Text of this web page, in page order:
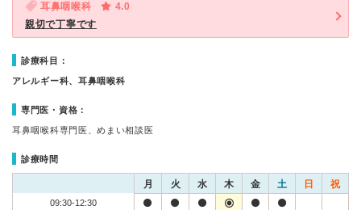
耳鼻咽喉科
4.0
親切で丁寧です
診療科目：
アレルギー科、耳鼻咽喉科
専門医・資格：
耳鼻咽喉科専門医、めまい相談医
診療時間
月 火 水 木 金 土 日 祝
09:30-12:30